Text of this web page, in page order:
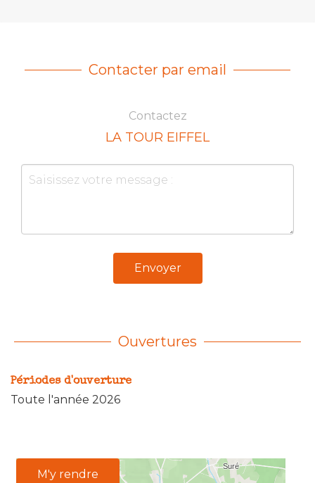
Contacter par email
Contactez
LA TOUR EIFFEL
Envoyer
Ouvertures
Périodes d'ouverture
Toute l'année 2026
M'y rendre